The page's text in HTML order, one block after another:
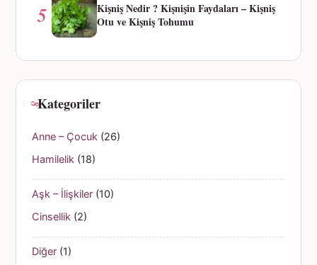
5
Kişniş Nedir ? Kişnişin Faydaları – Kişniş
Otu ve Kişniş Tohumu
Kategoriler
Anne – Çocuk (26)
Hamilelik (18)
Aşk – İlişkiler (10)
Cinsellik (2)
Diğer (1)